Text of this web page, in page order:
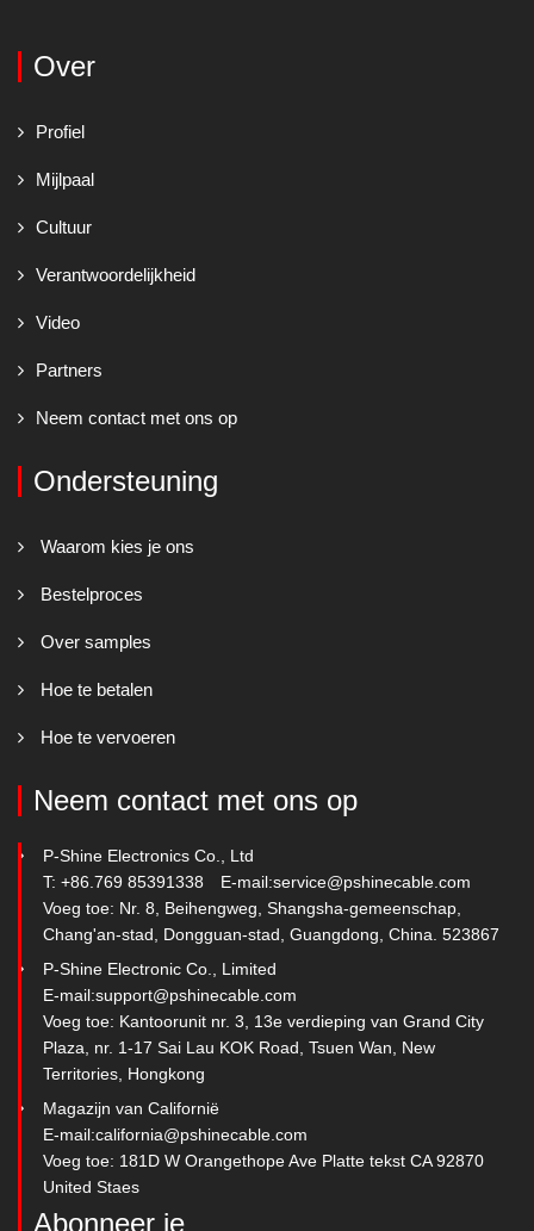
Over
Profiel
Mijlpaal
Cultuur
Verantwoordelijkheid
Video
Partners
Neem contact met ons op
Ondersteuning
Waarom kies je ons
Bestelproces
Over samples
Hoe te betalen
Hoe te vervoeren
Neem contact met ons op
P-Shine Electronics Co., Ltd
T: +86.769 85391338
E-mail:service@pshinecable.com
Voeg toe: Nr. 8, Beihengweg, Shangsha-gemeenschap,
Chang'an-stad, Dongguan-stad, Guangdong, China. 523867
P-Shine Electronic Co., Limited
E-mail:support@pshinecable.com
Voeg toe: Kantoorunit nr. 3, 13e verdieping van Grand City
Plaza, nr. 1-17 Sai Lau KOK Road, Tsuen Wan, New
Territories, Hongkong
Magazijn van Californië
E-mail:california@pshinecable.com
Voeg toe: 181D W Orangethope Ave Platte tekst CA 92870
United Staes
Abonneer je